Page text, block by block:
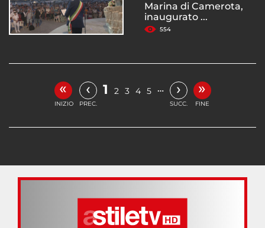
Marina di Camerota,
inaugurato ...
554
«
INIZIO
‹
PREC.
1 2 3 4 5 … ›
SUCC.
»
FINE